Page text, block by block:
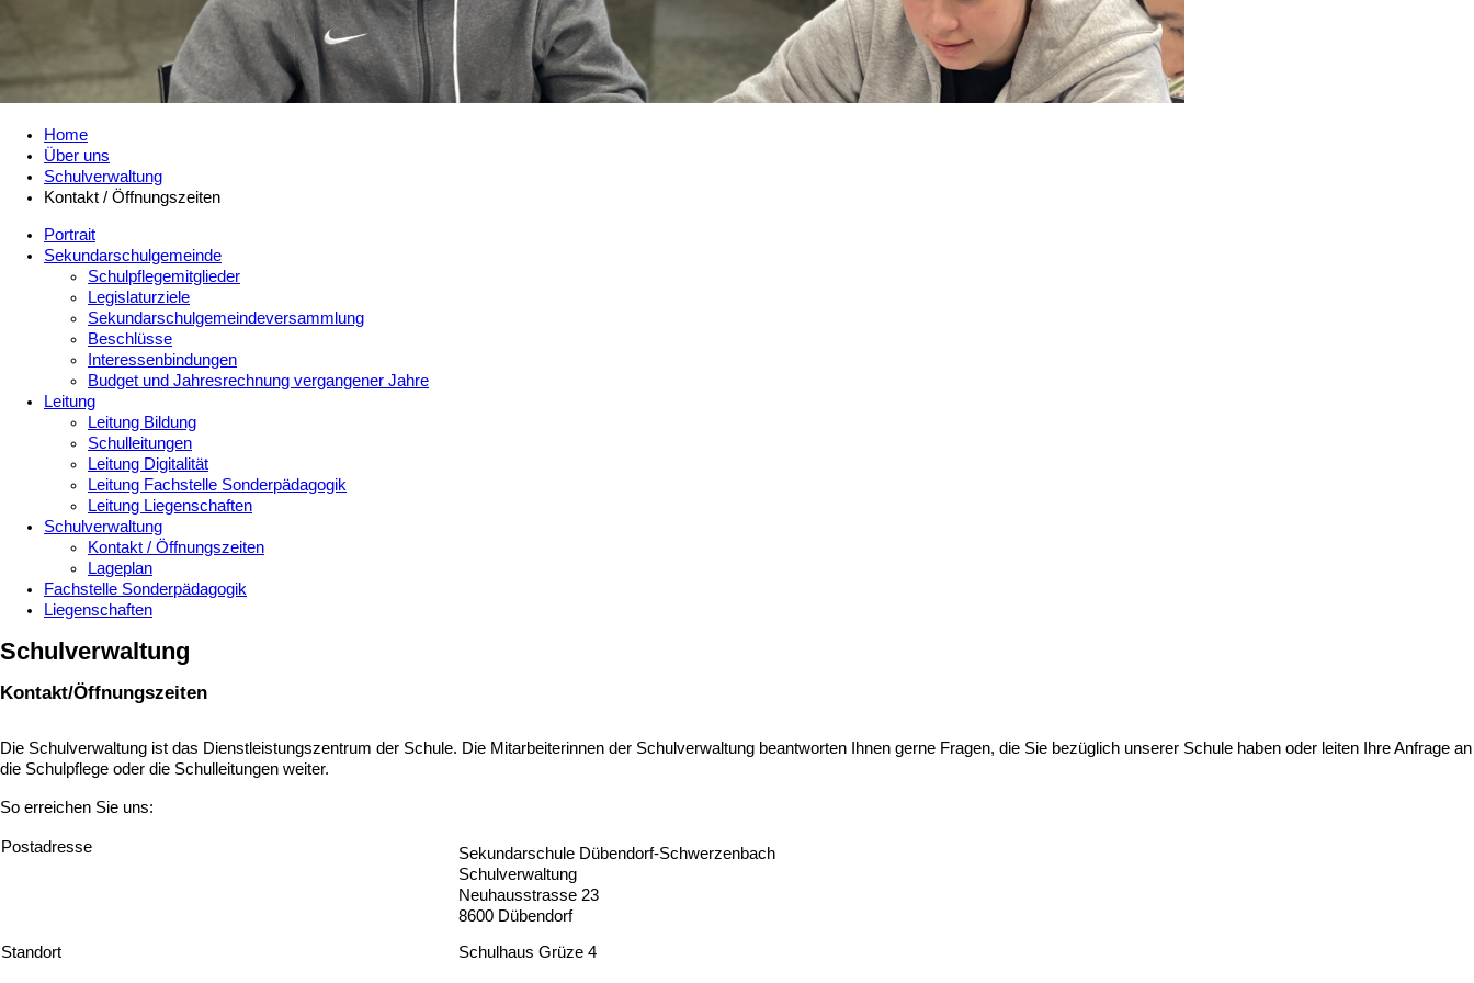
Home
Über uns
Schulverwaltung
Kontakt / Öffnungszeiten
Portrait
Sekundarschulgemeinde
Schulpflegemitglieder
Legislaturziele
Sekundarschulgemeindeversammlung
Beschlüsse
Interessenbindungen
Budget und Jahresrechnung vergangener Jahre
Leitung
Leitung Bildung
Schulleitungen
Leitung Digitalität
Leitung Fachstelle Sonderpädagogik
Leitung Liegenschaften
Schulverwaltung
Kontakt / Öffnungszeiten
Lageplan
Fachstelle Sonderpädagogik
Liegenschaften
Schulverwaltung
Kontakt/Öffnungszeiten
Die Schulverwaltung ist das Dienstleistungszentrum der Schule. Die Mitarbeiterinnen der Schulverwaltung beantworten Ihnen gerne Fragen, die Sie bezüglich unserer Schule haben oder leiten Ihre Anfrage an
die Schulpflege oder die Schulleitungen weiter.
So erreichen Sie uns:
Postadresse
Sekundarschule Dübendorf-Schwerzenbach
Schulverwaltung
Neuhausstrasse 23
8600 Dübendorf
Standort Schulhaus Grüze 4